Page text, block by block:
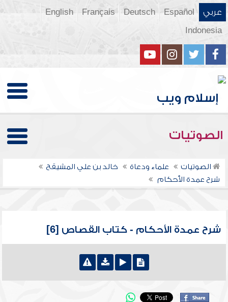
عربي Español
Deutsch
Français
English
Indonesia
الصوتيات
الصوتيات علماء ودعاة
خالد بن علي المشيقح
شرح عمدة الأحكام
شرح عمدة الأحكام - كتاب القصاص [6]